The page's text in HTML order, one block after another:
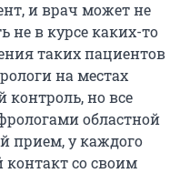
и врач может не
не в курсе каких-то
таких пациентов
на местах
контроль, но все
областной
прием, у каждого
контакт со своим